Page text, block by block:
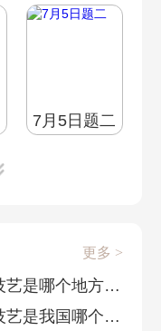
7月5日题二
更多 >
婺州传统民居营造技艺是哪个地方的 蚂蚁新村7月8日答案最新
婺州传统民居营造技艺是我国哪个地方的建筑技艺 蚂蚁新村7月8日答案